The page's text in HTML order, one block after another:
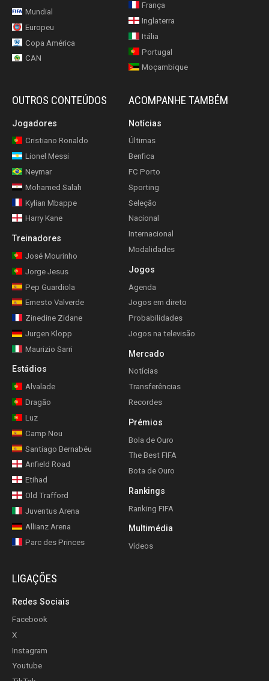
Mundial
Europeu
Copa América
CAN
França
Inglaterra
Itália
Portugal
Moçambique
OUTROS CONTEÚDOS
Jogadores
Cristiano Ronaldo
Lionel Messi
Neymar
Mohamed Salah
Kylian Mbappe
Harry Kane
Treinadores
José Mourinho
Jorge Jesus
Pep Guardiola
Ernesto Valverde
Zinedine Zidane
Jurgen Klopp
Maurizio Sarri
Estádios
Alvalade
Dragão
Luz
Camp Nou
Santiago Bernabéu
Anfield Road
Etihad
Old Trafford
Juventus Arena
Allianz Arena
Parc des Princes
ACOMPANHE TAMBÉM
Notícias
Últimas
Benfica
FC Porto
Sporting
Seleção
Nacional
Internacional
Modalidades
Jogos
Agenda
Jogos em direto
Probabilidades
Jogos na televisão
Mercado
Notícias
Transferências
Recordes
Prémios
Bola de Ouro
The Best FIFA
Bota de Ouro
Rankings
Ranking FIFA
Multimédia
Vídeos
LIGAÇÕES
Redes Sociais
Facebook
X
Instagram
Youtube